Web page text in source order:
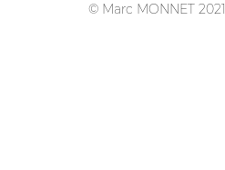
© Marc MONNET 2021